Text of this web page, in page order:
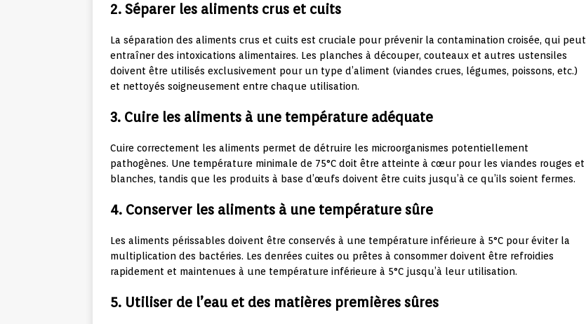
2. Séparer les aliments crus et cuits
La séparation des aliments crus et cuits est cruciale pour prévenir la contamination croisée, qui peut
entraîner des intoxications alimentaires. Les planches à découper, couteaux et autres ustensiles
doivent être utilisés exclusivement pour un type d’aliment (viandes crues, légumes, poissons, etc.)
et nettoyés soigneusement entre chaque utilisation.
3. Cuire les aliments à une température adéquate
Cuire correctement les aliments permet de détruire les microorganismes potentiellement
pathogènes. Une température minimale de 75°C doit être atteinte à cœur pour les viandes rouges et
blanches, tandis que les produits à base d’œufs doivent être cuits jusqu’à ce qu’ils soient fermes.
4. Conserver les aliments à une température sûre
Les aliments périssables doivent être conservés à une température inférieure à 5°C pour éviter la
multiplication des bactéries. Les denrées cuites ou prêtes à consommer doivent être refroidies
rapidement et maintenues à une température inférieure à 5°C jusqu’à leur utilisation.
5. Utiliser de l’eau et des matières premières sûres